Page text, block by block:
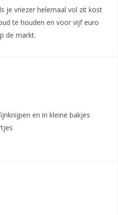
je vriezer helemaal vol zit kost
te houden en voor vijf euro
de markt.
en in kleine bakjes